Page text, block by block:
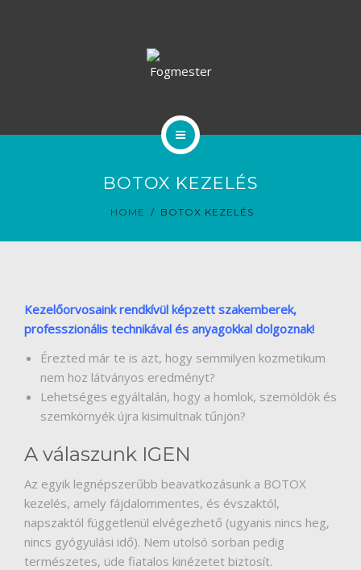
RÓLUNK
ÁRAINK
RÓLUNK
HÍREK
BOTOX KEZELÉS
HOME BOTOX KEZELÉS
Kezelőorvosaink rendkívül képzett szakemberek,
professzionális technikával és anyagokkal dolgoznak!
Érezted már te is azt, hogy semmilyen kozmetikum
nem hoz látványos eredményt?
Lehetséges egyáltalán, hogy a homlok, szemöldök és
szemkörnyék újra kisimultnak tűnjön?
A válaszunk IGEN
Az egyik legnépszerűbb beavatkozásunk a BOTOX
kezelés, amely fájdalommentes, és évszaktól,
napszaktól függetlenül elvégezhető (ugyanis nincs heg,
nincs gyógyulási idő). Nem utolsó sorban pedig
természetes, üde fiatalos kinézetet biztosít.